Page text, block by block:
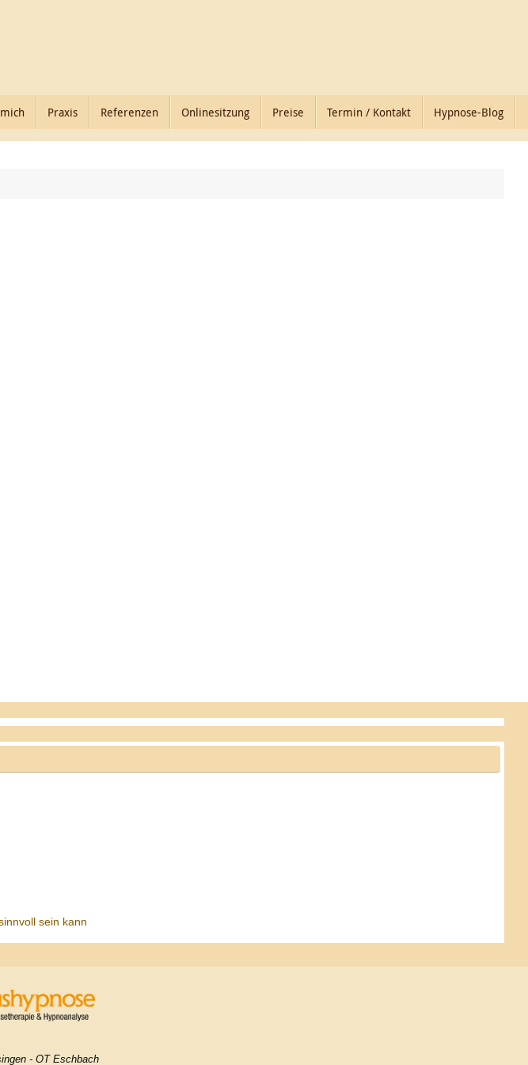
Praxis Referenzen Onlinesitzung Preise Termin / Kontakt Hypnose-Blog
sein kann
- OT Eschbach